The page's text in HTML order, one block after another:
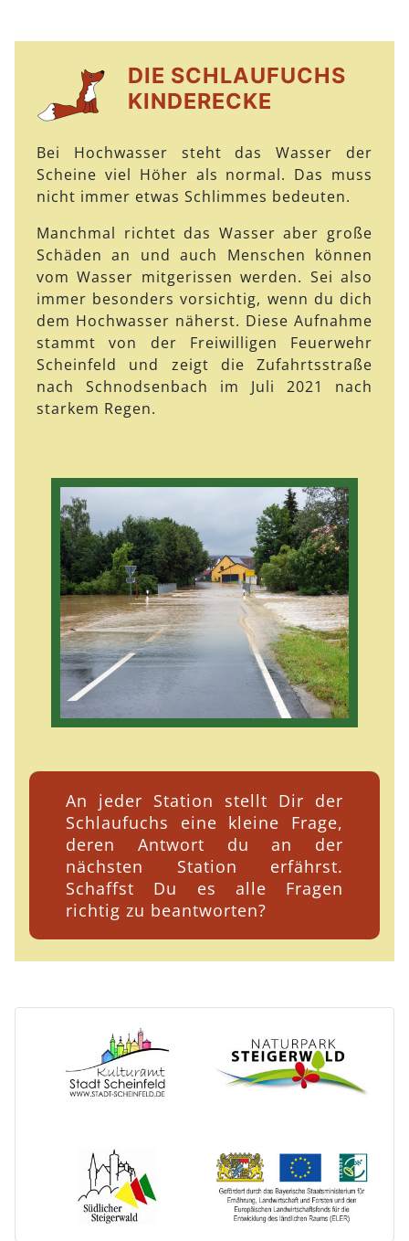
DIE SCHLAUFUCHS
KINDERECKE
Bei Hochwasser steht das Wasser der
Scheine viel Höher als normal. Das muss
nicht immer etwas Schlimmes bedeuten.
Manchmal richtet das Wasser aber große
Schäden an und auch Menschen können
vom Wasser mitgerissen werden. Sei also
immer besonders vorsichtig, wenn du dich
dem Hochwasser näherst. Diese Aufnahme
stammt von der Freiwilligen Feuerwehr
Scheinfeld und zeigt die Zufahrtsstraße
nach Schnodsenbach im Juli 2021 nach
starkem Regen.
An jeder Station stellt Dir der
Schlaufuchs eine kleine Frage,
deren Antwort du an der
nächsten Station erfährst.
Schaffst Du es alle Fragen
richtig zu beantworten?